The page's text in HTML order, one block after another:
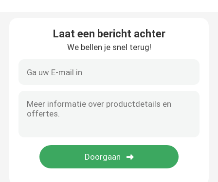
koperen trekmachine
Koperen tapmachine
Laat een bericht achter
We bellen je snel terug!